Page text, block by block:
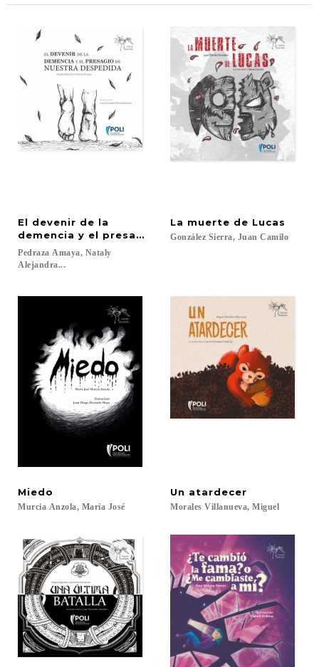
El devenir de la
demencia y el presagio de nuestra despedida
Pedraza Amaya, Nataly
Alejandra...
La muerte de Lucas
González Sierra, Juan Camilo
Miedo
Murcia Anzola, María José
Un atardecer
Morales Villanueva, Miguel